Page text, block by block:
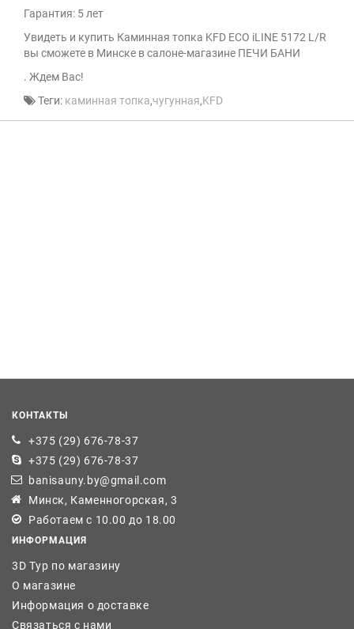
Гарантия: 5 лет
Увидеть и купить Каминная топка KFD ECO iLINE 5172 L/R
вы сможете в Минске в салоне-магазине ПЕЧИ БАНИ
. Ждем Вас!
Теги: каминная топка,чугунная,KFD
КОНТАКТЫ
+375 (29) 676-78-37
+375 (29) 676-78-37
banisauny.by@gmail.com
Минск, Каменногорская, 3
Работаем с 10.00 до 18.00
ИНФОРМАЦИЯ
3D Тур по магазину
О магазине
Информация о доставке
Связаться с нами